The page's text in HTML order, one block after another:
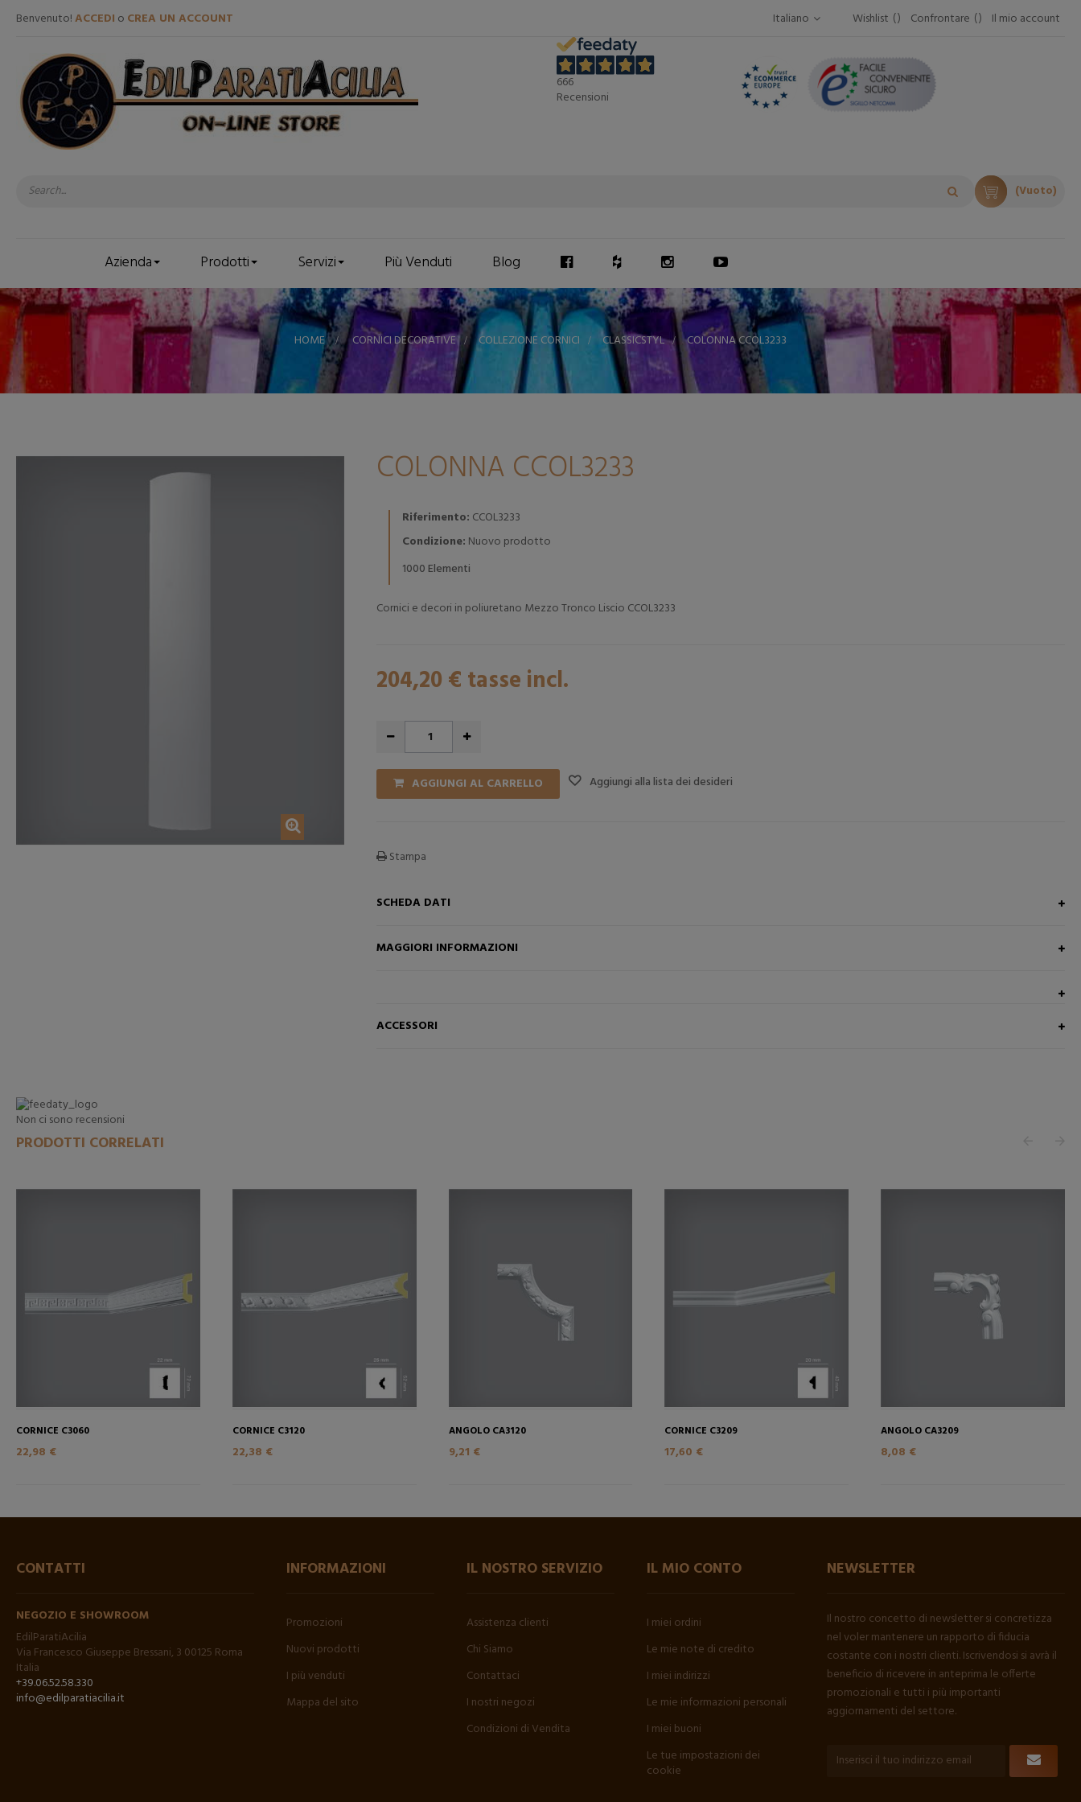
Benvenuto!ACCEDI o CREA UN ACCOUNT Wishlist Confrontare Il mio account
Italiano
666
Recensioni
(Vuoto)
Azienda Prodotti Servizi Più Venduti Blog
HOME > CORNICI DECORATIVE > COLLEZIONE CORNICI > CLASSICSTYL > COLONNA CCOL3233
COLONNA CCOL3233
Riferimento: CCOL3233
Condizione: Nuovo prodotto
1000 Elementi
Cornici e decori in poliuretano Mezzo Tronco Liscio CCOL3233
204,20 € tasse incl.
AGGIUNGI AL CARRELLO Aggiungi alla lista dei desideri
Stampa
SCHEDA DATI
MAGGIORI INFORMAZIONI
ACCESSORI
Non ci sono recensioni
PRODOTTI CORRELATI
CORNICE C3060
22,98 €
CORNICE C3120
22,38 €
ANGOLO CA3120
9,21 €
CORNICE C3209
17,60 €
ANGOLO CA3209
8,08 €
CONTATTI
NEGOZIO E SHOWROOM
EdilParatiAcilia
Via Francesco Giuseppe Bressani, 3 00125 Roma
Italia
+39.06.52.58.330
info@edilparatiacilia.it
INFORMAZIONI
Promozioni
Nuovi prodotti
I più venduti
Mappa del sito
IL NOSTRO SERVIZIO
Assistenza clienti
Chi Siamo
Contattaci
I nostri negozi
Condizioni di Vendita
IL MIO CONTO
I miei ordini
Le mie note di credito
I miei indirizzi
Le mie informazioni personali
I miei buoni
Le tue impostazioni dei
cookie
NEWSLETTER
Il nostro concetto di newsletter si concretizza
nel voler mantenere un rapporto di fiducia
costante con i nostri clienti. Iscrivendosi si avrà il
beneficio di ricevere in anteprima le offerte
promozionali e tutti i più importanti
aggiornamenti del settore.